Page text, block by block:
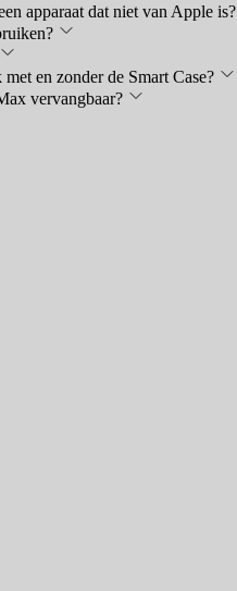
apparaat dat niet van Apple is?
en zonder de Smart Case?
vervangbaar?